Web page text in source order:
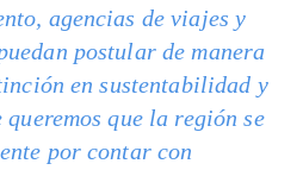
agencias de viajes y
postular de manera
en sustentabilidad y
queremos que la región se
por contar con